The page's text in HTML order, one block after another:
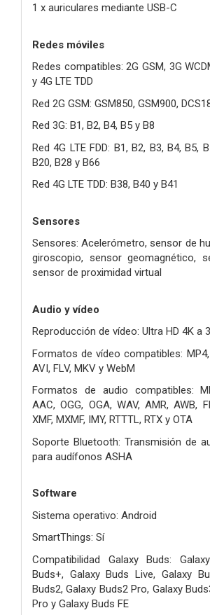
1 x auriculares mediante USB-C
Redes móviles
Redes compatibles: 2G GSM, 3G
y 4G LTE TDD
Red 2G GSM: GSM850, GSM900,
Red 3G: B1, B2, B4, B5 y B8
Red 4G LTE FDD: B1, B2, B3, B4, B5,
B20, B28 y B66
Red 4G LTE TDD: B38, B40 y B41
Sensores
Sensores: Acelerómetro, sensor de
giroscopio, sensor geomagnético,
sensor de proximidad virtual
Audio y vídeo
Reproducción de vídeo: Ultra HD 4K a
Formatos de vídeo compatibles: MP4,
AVI, FLV, MKV y WebM
Formatos de audio compatibles:
AAC, OGG, OGA, WAV, AMR, AWB,
XMF, MXMF, IMY, RTTTL, RTX y OTA
Soporte Bluetooth: Transmisión de
para audífonos ASHA
Software
Sistema operativo: Android
SmartThings: Sí
Compatibilidad Galaxy Buds:
Buds+, Galaxy Buds Live, Galaxy
Buds2, Galaxy Buds2 Pro, Galaxy
Pro y Galaxy Buds FE